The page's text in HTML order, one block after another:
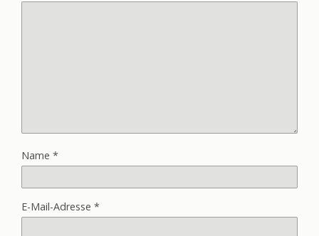
Name *
E-Mail-Adresse *